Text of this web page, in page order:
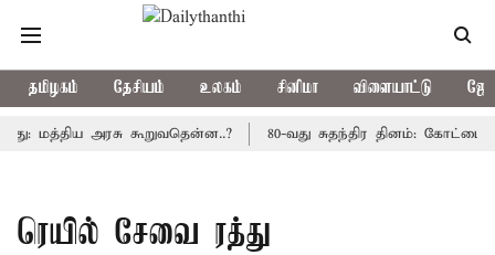
தமிழகம் தேசியம் உலகம் சினிமா விளையாட்டு
மத்திய அரசு கூறுவதென்ன..? 80-வது சுதந்திர தினம்:
ரெயில் சேவை ரத்து